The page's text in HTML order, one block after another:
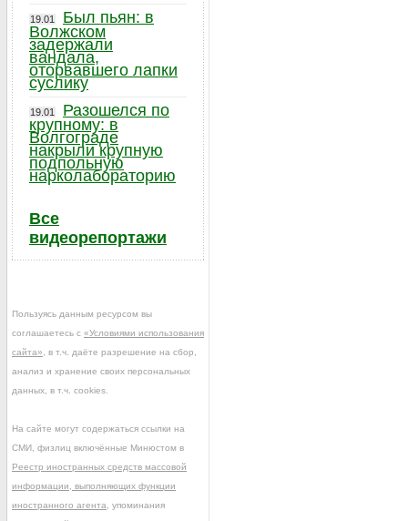
19.01
Был пьян: в
Волжском
задержали
вандала,
оторвавшего лапки
суслику
19.01
Разошелся по
крупному: в
Волгограде
накрыли крупную
подпольную
нарколабораторию
Все
видеорепортажи
Пользуясь данным ресурсом вы
соглашаетесь с «Условиями использования
сайта» , в т.ч. даёте разрешение на сбор,
анализ и хранение своих персональных
данных, в т.ч. cookies.
На сайте могут содержаться ссылки на
СМИ, физлиц включённые Минюстом в
Реестр иностранных средств массовой
информации, выполняющих функции
иностранного агента , упоминания